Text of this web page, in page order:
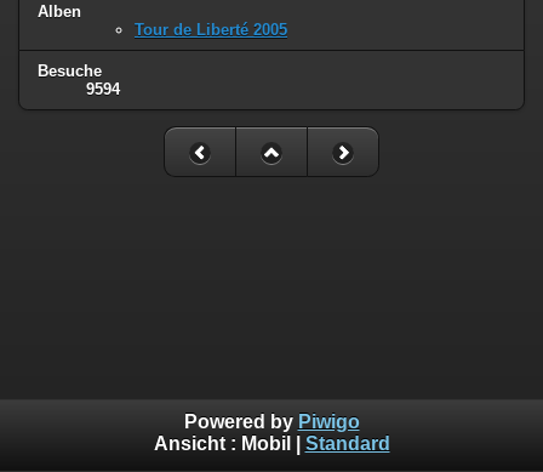
Alben
Tour de Liberté 2005
Besuche
9594
Powered by Piwigo
Ansicht : Mobil Standard